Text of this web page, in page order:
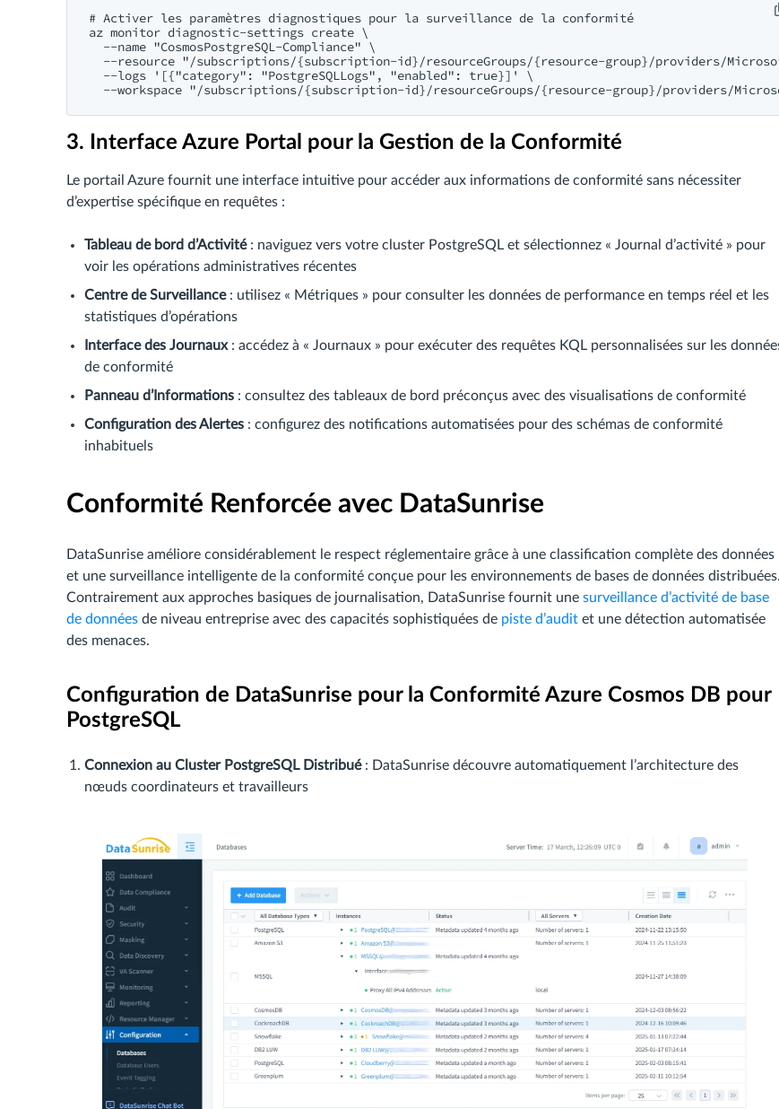
# Activer les paramètres diagnostiques pour la surveillance de la conformité
az monitor diagnostic-settings create \
  --name "CosmosPostgreSQL-Compliance" \
--resource "/subscriptions/{subscription-id}/resourceGroups/{resource-group}/providers/
  --logs '[{"category": "PostgreSQLLogs", "enabled": true}]' \
3. Interface Azure Portal pour la Gestion de la Conformité
Le portail Azure fournit une interface intuitive pour accéder aux informations de conformité sans nécessiter
d’expertise spécifique en requêtes :
Tableau de bord d’Activité: naviguez vers votre cluster PostgreSQL et sélectionnez « Journal d’activité » pour
voir les opérations administratives récentes
Centre de Surveillance: utilisez « Métriques » pour consulter les données de performance en temps réel et les
statistiques d’opérations
Interface des Journaux: accédez à « Journaux » pour exécuter des requêtes KQL personnalisées sur les
de conformité
Panneau d’Informations : consultez des tableaux de bord préconçus avec des visualisations de conformité
Configuration des Alertes : configurez des notifications automatisées pour des schémas de conformité
inhabituels
Conformité Renforcée avec DataSunrise
DataSunrise améliore considérablement le respect réglementaire grâce à une classification complète des données
et une surveillance intelligente de la conformité conçue pour les environnements de bases de données distribuées.
Contrairement aux approches basiques de journalisation, DataSunrise fournit une surveillance d’activité de base
de données de niveau entreprise avec des capacités sophistiquées de piste d’audit et une détection automatisée
des menaces.
Configuration de DataSunrise pour la Conformité Azure Cosmos DB pour
PostgreSQL
Connexion au Cluster PostgreSQL Distribué: DataSunrise découvre automatiquement l’architecture des
nœuds coordinateurs et travailleurs